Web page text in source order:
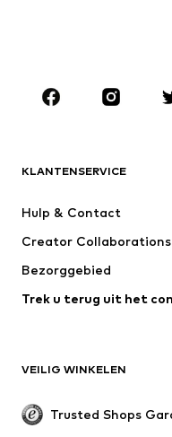
MERKEN
NAME IT
WE Fashion
KLANTENSERVICE
Hulp & Contact
Creator Collaborations
Bezorggebied
Trek u terug uit het
VEILIG WINKELEN
Trusted Shops